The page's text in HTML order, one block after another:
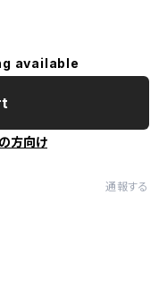
available
方向け
通報する